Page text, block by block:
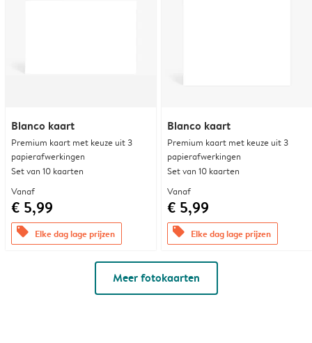
Blanco kaart
Premium kaart met keuze uit 3
papierafwerkingen
Set van 10 kaarten
Vanaf
€ 5,99
offers Elke dag lage prijzen
Blanco kaart
Premium kaart met keuze uit 3
papierafwerkingen
Set van 10 kaarten
Vanaf
€ 5,99
offers Elke dag lage prijzen
Meer fotokaarten